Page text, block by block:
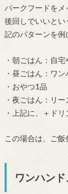
パークフードを
後回しでいいと
記のパターンを例
・朝ごはん：自
・昼ごはん：ワ
・おやつ1品
・夜ごはん：リ
・上記に、＋ドリ
この場合は、ご飯
ワンハン